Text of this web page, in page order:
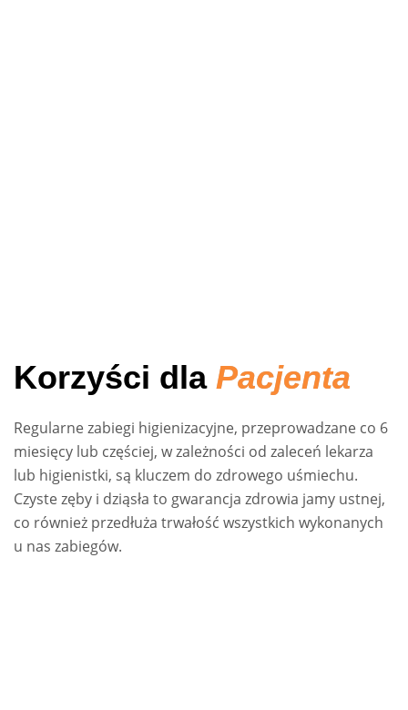
Korzyści dla Pacjenta
Regularne zabiegi higienizacyjne, przeprowadzane co 6
miesięcy lub częściej, w zależności od zaleceń lekarza
lub higienistki, są kluczem do zdrowego uśmiechu.
Czyste zęby i dziąsła to gwarancja zdrowia jamy ustnej,
co również przedłuża trwałość wszystkich wykonanych
u nas zabiegów.